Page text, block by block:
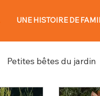
UNE HISTOIRE DE
Petites bêtes du jardin